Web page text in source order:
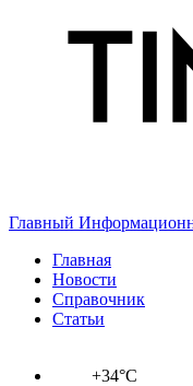
Главный
Главная
Новости
Справочник
Статьи
+34°C